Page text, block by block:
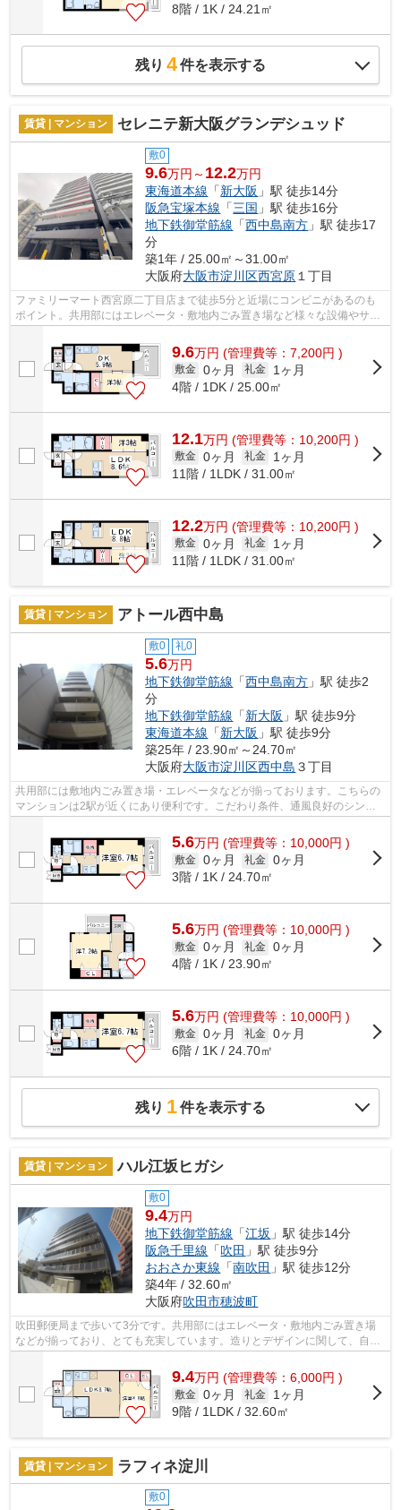
8階 / 1K / 24.21㎡
残り 4件を表示する
賃貸 | マンション セレニテ新大阪グランデシュッド
敷0
9.6万円～ 12.2万円
東海道本線 「新大阪 」駅 徒歩14分
阪急宝塚本線 「三国 」駅 徒歩16分
地下鉄御堂筋線 「西中島南方 」駅 徒歩17
分
築1年 / 25.00㎡～31.00㎡
大阪府大阪市淀川区西宮原 １丁目
ファミリーマート西宮原二丁目店まで徒歩5分と近場にコンビニがあるのも
ポイント。共用部にはエレベータ・敷地内ごみ置き場など様々な設備やサー
9.6万円 (管理費等：7,200円 )
敷金 0ヶ月 礼金
1ヶ月
4階 / 1DK / 25.00㎡
12.1万円 (管理費等：10,200円 )
敷金 0ヶ月 礼金
1ヶ月
11階 / 1LDK / 31.00㎡
12.2万円 (管理費等：10,200円 )
敷金 0ヶ月 礼金
1ヶ月
11階 / 1LDK / 31.00㎡
賃貸 | マンション アトール西中島
敷0 礼0
5.6万円
地下鉄御堂筋線 「西中島南方 」駅 徒歩2
分
地下鉄御堂筋線 「新大阪 」駅 徒歩9分
東海道本線 「新大阪 」駅 徒歩9分
築25年 / 23.90㎡～24.70㎡
大阪府大阪市淀川区西中島 ３丁目
共用部には敷地内ごみ置き場・エレベータなどが揃っております。こちらの
マンションは2駅が近くにあり便利です。こだわり条件、通風良好のシンプ
ルな作りのマンションです。気分が落ち...
5.6万円 (管理費等：10,000円 )
敷金 0ヶ月 礼金 0ヶ月
3階 / 1K / 24.70㎡
5.6万円 (管理費等：10,000円 )
敷金 0ヶ月 礼金 0ヶ月
4階 / 1K / 23.90㎡
5.6万円 (管理費等：10,000円 )
敷金 0ヶ月 礼金 0ヶ月
6階 / 1K / 24.70㎡
残り 1件を表示する
賃貸 | マンション ハル江坂ヒガシ
敷0
9.4万円
地下鉄御堂筋線 「江坂 」駅 徒歩14分
阪急千里線 「吹田 」駅 徒歩9分
おおさか東線 「南吹田 」駅 徒歩12分
築4年 / 32.60㎡
大阪府吹田市穂波町
吹田郵便局まで歩いて3分です。共用部にはエレベータ・敷地内ごみ置き場
などが揃っており、とても充実しています。造りとデザインに関して、自信
をもって情報を提供できるマンションで...
9.4万円 (管理費等：6,000円 )
敷金 0ヶ月 礼金
1ヶ月
9階 / 1LDK / 32.60㎡
賃貸 | マンション ラフィネ淀川
敷0